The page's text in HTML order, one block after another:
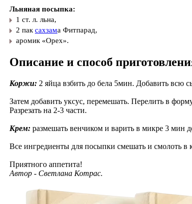
Льняная посыпка:
1 ст. л. льна,
2 пак сахзама Фитпарад,
аромик «Орех».
Описание и способ
Коржи: 2 яйца взбить до бела 5мин. Добавить всю
Затем добавить уксус, перемешать. Перелить в
Разрезать на 2-3 части.
Крем: размешать венчиком и варить в микре 3 мин
Все ингредиенты для посыпки смешать и смолоть в
Приятного аппетита!
Автор - Светлана Котрас.